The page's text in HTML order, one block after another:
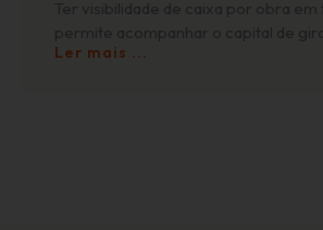
Ler mais ...